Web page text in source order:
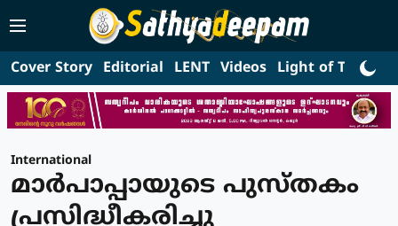
Cover Story Editorial LENT Videos Light of Truth
International
മാര്‍പാപ്പായുടെ പുസ്തകം
പ്രസിദ്ധീകരിച്ചു